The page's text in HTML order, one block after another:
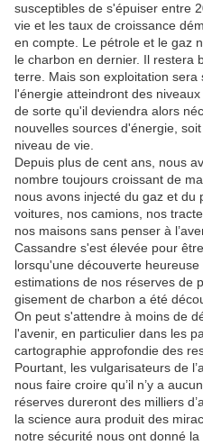
susceptibles de s'épuiser entre
vie et les taux de croissance
en compte. Le pétrole et le gaz
le charbon en dernier. Il restera
terre. Mais son exploitation
l'énergie atteindront des
de sorte qu'il deviendra alors
nouvelles sources d'énergie,
niveau de vie.
Depuis plus de cent ans, nous
nombre toujours croissant de
nous avons injecté du gaz et du
voitures, nos camions, nos
nos maisons sans penser à
Cassandre s'est élevée pour
lorsqu'une découverte
estimations de nos réserves de
gisement de charbon a été
On peut s'attendre à moins de
l'avenir, en particulier dans les
cartographie approfondie des
Pourtant, les vulgarisateurs de
nous faire croire qu’il n’y a
réserves dureront des milliers
la science aura produit des
notre sécurité nous ont donné